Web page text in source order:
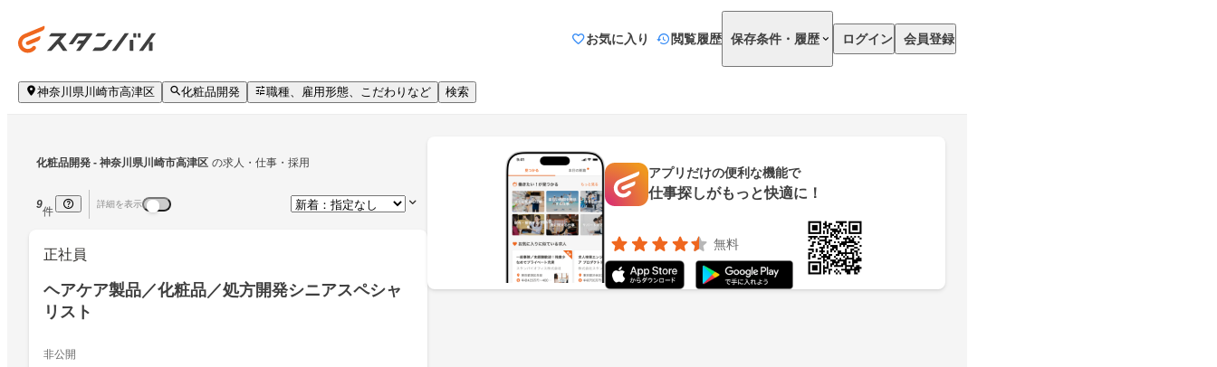
お気に入り 閲覧履歴 保存条件・履歴 ログイン 会員登録
神奈川県川崎市高津区 化粧品開発 職種、雇用形態、こだわりなど 検索
化粧品開発 - 神奈川県川崎市高津区 の求人・仕事・採用
9
件
詳細を表示
正社員
ヘアケア製品／化粧品／処方開発シニアスペシャ
リスト
非公開
アプリだけの便利な機能で
仕事探しがもっと快適に！
無料